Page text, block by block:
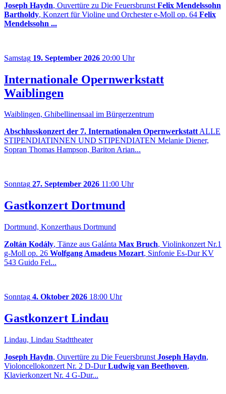
Joseph Haydn, Ouvertüre zu Die Feuersbrunst Felix Mendelssohn
Bartholdy, Konzert für Violine und Orchester e-Moll op. 64 Felix
Mendelssohn ...
Samstag 19. September 2026 20:00 Uhr
Internationale Opernwerkstatt
Waiblingen
Waiblingen, Ghibellinensaal im Bürgerzentrum
Abschlusskonzert der 7. Internationalen OpernwerkstattALLE
STIPENDIATINNEN UND STIPENDIATEN Melanie Diener,
Sopran Thomas Hampson, Bariton Arian...
Sonntag 27. September 2026 11:00 Uhr
Gastkonzert Dortmund
Dortmund, Konzerthaus Dortmund
Zoltán Kodály, Tänze aus Galánta Max Bruch, Violinkonzert Nr.1
g-Moll op. 26 Wolfgang Amadeus Mozart, Sinfonie Es-Dur KV
543 Guido Fel...
Sonntag 4. Oktober 2026 18:00 Uhr
Gastkonzert Lindau
Lindau, Lindau Stadttheater
Joseph Haydn, Ouvertüre zu Die Feuersbrunst Joseph Haydn,
Violoncellokonzert Nr. 2 D-DurLudwig van Beethoven,
Klavierkonzert Nr. 4 G-Dur...